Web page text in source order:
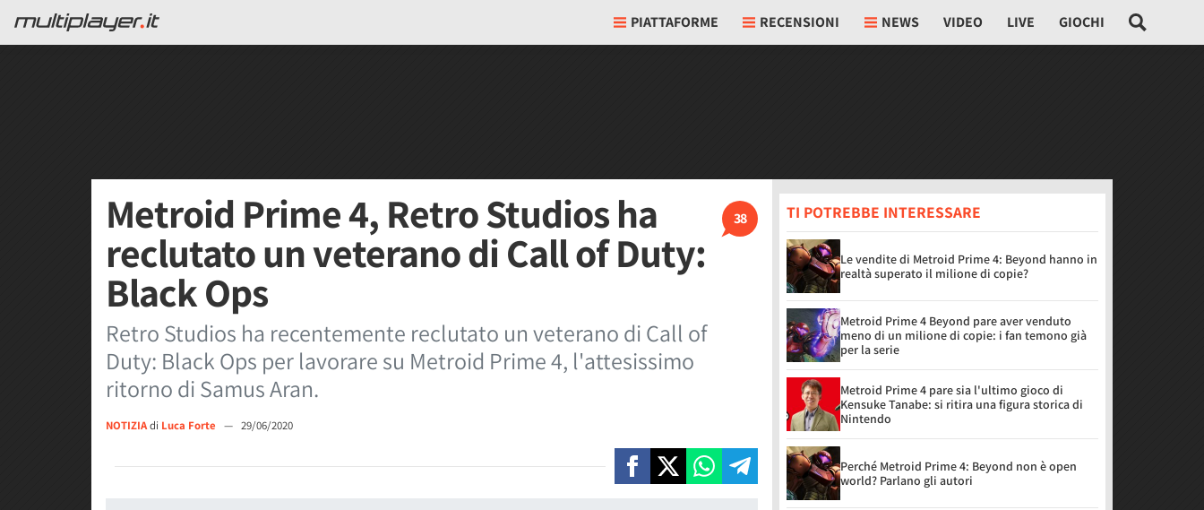
PIATTAFORME RECENSIONI NEWS VIDEO LIVE GIOCHI
38
Metroid Prime 4, Retro Studios ha
reclutato un veterano di Call of Duty:
Black Ops
Retro Studios ha recentemente reclutato un veterano di Call of
Duty: Black Ops per lavorare su Metroid Prime 4, l'attesissimo
ritorno di Samus Aran.
NOTIZIAdi Luca Forte — 29/06/2020
TI POTREBBE INTERESSARE
Le vendite di Metroid Prime 4: Beyond hanno in
realtà superato il milione di copie?
Metroid Prime 4 Beyond pare aver venduto
meno di un milione di copie: i fan temono già
per la serie
Metroid Prime 4 pare sia l'ultimo gioco di
Kensuke Tanabe: si ritira una figura storica di
Nintendo
Perché Metroid Prime 4: Beyond non è open
world? Parlano gli autori